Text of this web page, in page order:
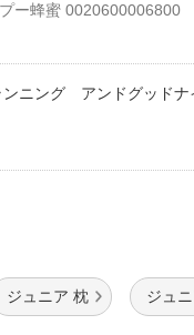
ー蜂蜜 0020600006800
ニング アンドグッドナ
ジュニア 枕 ジュ